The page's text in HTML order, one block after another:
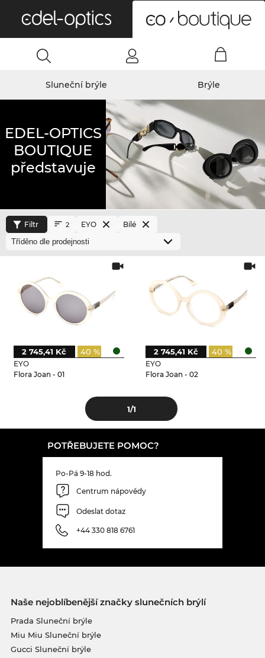
Sluneční brýle Brýle
EDEL-OPTICS
BOUTIQUE
představuje
Filtr 2 EYO Bílé
EYO
Flora Joan - 01
40 %
2 745,41 Kč
EYO
Flora Joan - 02
40 %
2 745,41 Kč
1/1
POTŘEBUJETE POMOC?
Po-Pá 9-18 hod.
Centrum nápovědy
Odeslat dotaz
+44 330 818 6761
Naše nejoblíbenější značky slunečních brýlí
Prada Sluneční brýle
Miu Miu Sluneční brýle
Gucci Sluneční brýle